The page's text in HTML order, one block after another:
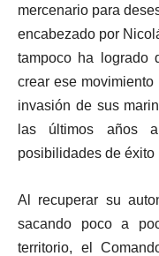
mercenario para
encabezado por
tampoco ha logrado
crear ese
invasión de sus
las últimos años
posibilidades de éxito
Al recuperar su
sacando poco a
territorio, el